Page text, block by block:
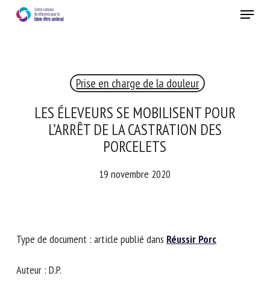
Menu
Prise en charge de la douleur
LES ÉLEVEURS SE MOBILISENT POUR
L’ARRÊT DE LA CASTRATION DES
PORCELETS
19 novembre 2020
Type de document : article publié dans Réussir Porc
Auteur : D.P.